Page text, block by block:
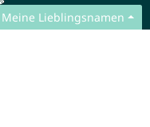
Meine Lieblingsnamen